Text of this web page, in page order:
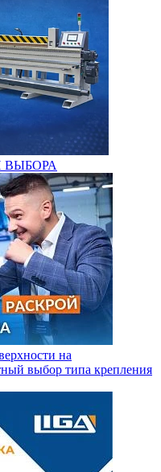
ВЫБОРА
на
выбор типа крепления